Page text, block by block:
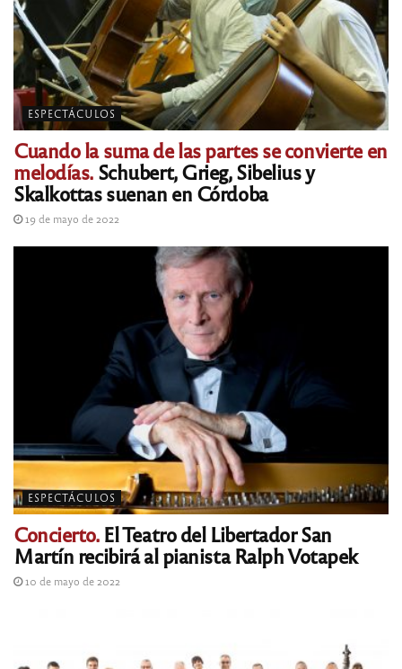
ESPECTÁCULOS
Cuando la suma de las partes se convierte en
melodías. Schubert, Grieg, Sibelius y
Skalkottas suenan en Córdoba
19 de mayo de 2022
ESPECTÁCULOS
Concierto.El Teatro del Libertador San
Martín recibirá al pianista Ralph Votapek
10 de mayo de 2022